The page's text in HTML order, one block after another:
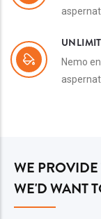
Nemo
WE
WE'D WANT